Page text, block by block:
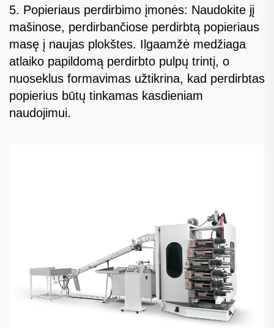
5. Popieriaus perdirbimo įmonės: Naudokite jį
mašinose, perdirbančiose perdirbtą popieriaus
masę į naujas plokštes. Ilgaamžė medžiaga
atlaiko papildomą perdirbto pulpų trintį, o
nuoseklus formavimas užtikrina, kad perdirbtas
popierius būtų tinkamas kasdieniam
naudojimui.